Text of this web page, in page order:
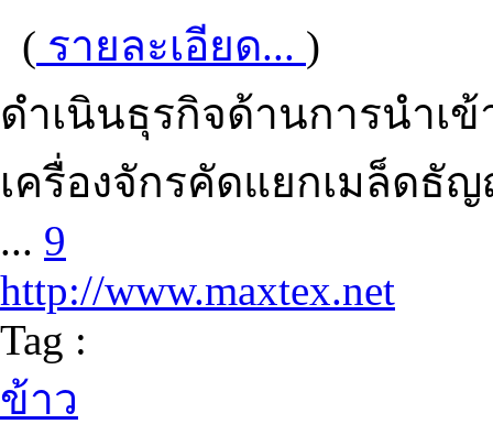
( รายละเอียด... )
ดำเนินธุรกิจด้านการนำเ
เครื่องจักรคัดแยกเมล็ดธั
... 9
http://www.maxtex.net
Tag :
ข้าว